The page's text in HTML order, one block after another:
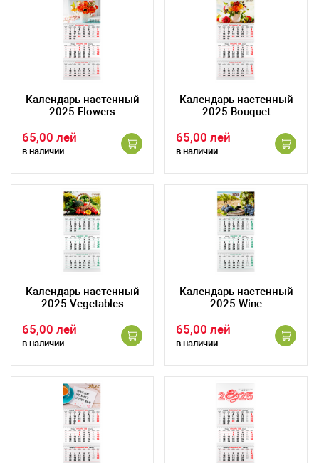
Календарь настенный
2025 Flowers
65,00 лей
в наличии
Календарь настенный
2025 Bouquet
65,00 лей
в наличии
Календарь настенный
2025 Vegetables
65,00 лей
в наличии
Календарь настенный
2025 Wine
65,00 лей
в наличии